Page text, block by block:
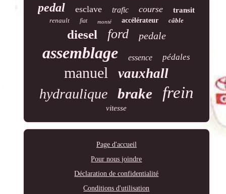
pedal esclave trafic course transit
renault fiat monté accélérateur câble
diesel ford pedale
assemblage essence pédales
manuel vauxhall
hydraulique brake frein
vitesse
Page d'accueil
Pour nous joindre
Déclaration de confidentialité
Conditions d'utilisation